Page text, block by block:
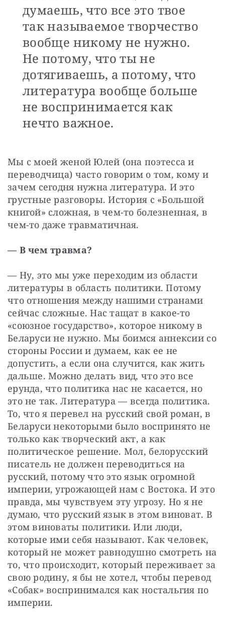
думаешь, что все это твое
так называемое творчество
вообще никому не нужно.
Не потому, что ты не
дотягиваешь, а потому, что
литература вообще больше
не воспринимается как
нечто важное.
Мы с моей женой Юлей (она поэтесса и
переводчица) часто говорим о том, кому и
зачем сегодня нужна литература. И это
грустные разговоры. История с «Большой
книгой» сложная, в чем-то болезненная, в
чем-то даже травматичная.
— В чем травма?
— Ну, это мы уже переходим из области
литературы в область политики. Потому
что отношения между нашими странами
сейчас сложные. Нас тащат в какое-то
«союзное государство», которое никому в
Беларуси не нужно. Мы боимся аннексии со
стороны России и думаем, как ее не
допустить, а если она случится, как жить
дальше. Можно делать вид, что это все
ерунда, что политика нас не касается, но
это не так. Литература — ​всегда политика.
То, что я перевел на русский свой роман, в
Беларуси некоторыми было воспринято не
только как творческий акт, а как
политическое решение. Мол, белорусский
писатель не должен переводиться на
русский, потому что это язык огромной
империи, угрожающей нам с Востока. И это
правда, мы чувствуем эту угрозу. Но я не
думаю, что русский язык в этом виноват. В
этом виноваты политики. Или люди,
которые ими себя называют. Как человек,
который не может равнодушно смотреть на
то, что происходит, который переживает за
свою родину, я бы не хотел, чтобы перевод
«Собак» воспринимался как ностальгия по
империи.